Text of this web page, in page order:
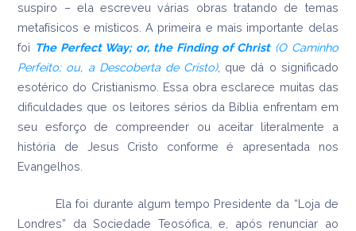
suspiro – ela escreveu várias obras tratando de temas
metafísicos e místicos. A primeira e mais importante delas
foi ThePerfect Way; or, the Finding of Christ (O Caminho
Perfeito; ou, a Descoberta de Cristo), que dá o significado
esotérico do Cristianismo. Essa obra esclarece muitas das
dificuldades que os leitores sérios da Bíblia enfrentam em
seu esforço de compreender ou aceitar literalmente a
história de Jesus Cristo conforme é apresentada nos
Evangelhos.
Ela foi durante algum tempo Presidente da “Loja de
Londres” da Sociedade Teosófica, e, após renunciar ao